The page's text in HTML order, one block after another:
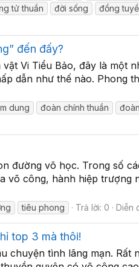
tử thuần đời sống đổng
đến đấy?
Vi Tiểu Bảo, đây là một
dẫn như thế nào. Phong
dung đoàn chính thuần
đường võ học. Trong số
võ công, hành hiệp trượng
tiêu phong Trả lời: 0 Diễn
top 3 mà thôi!
chuyện tình lãng mạn. Rất